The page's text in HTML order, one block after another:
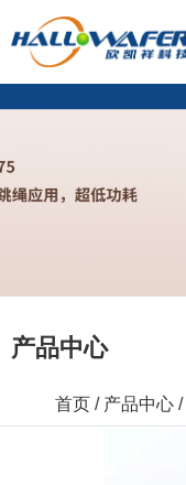
产品中心
首页 / 产品中心 /